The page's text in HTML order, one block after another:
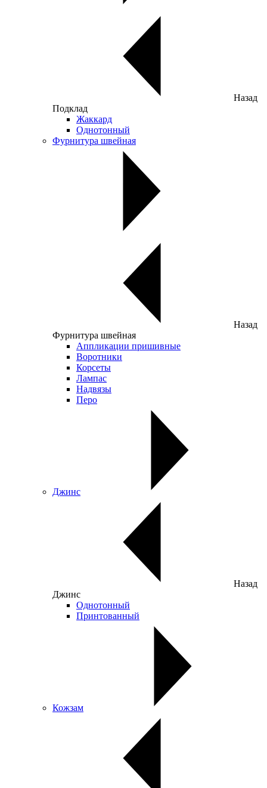
Назад
Подклад
Жаккард
Однотонный
Фурнитура швейная
Назад
Фурнитура швейная
Аппликации пришивные
Воротники
Корсеты
Лампас
Надвязы
Перо
Джинс
Назад
Джинс
Однотонный
Принтованный
Кожзам